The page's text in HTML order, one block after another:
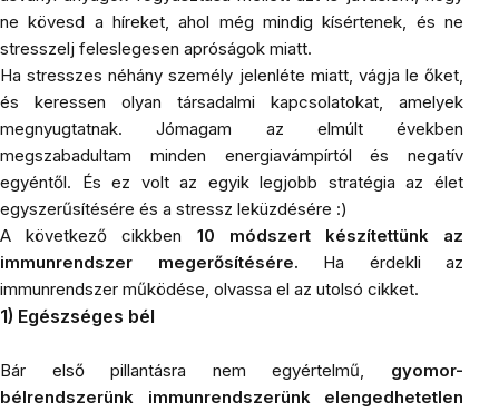
ne kövesd a híreket, ahol még mindig kísértenek, és ne
stresszelj feleslegesen apróságok miatt.
Ha stresszes néhány személy jelenléte miatt, vágja le őket,
és keressen olyan társadalmi kapcsolatokat, amelyek
megnyugtatnak. Jómagam az elmúlt években
megszabadultam minden energiavámpírtól és negatív
egyéntől. És ez volt az egyik legjobb stratégia az élet
egyszerűsítésére és a stressz leküzdésére :)
A következő cikkben 10 módszert készítettünk az
immunrendszer megerősítésére. Ha érdekli az
immunrendszer működése, olvassa el az utolsó cikket.
1) Egészséges bél
Bár első pillantásra nem egyértelmű, gyomor-
bélrendszerünk immunrendszerünk elengedhetetlen